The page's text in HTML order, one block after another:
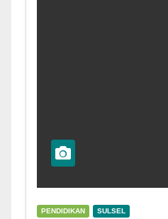
PENDIDIKAN SULSEL